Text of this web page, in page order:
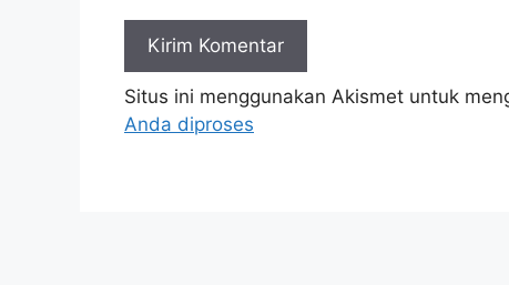
Situs ini menggunakan Akismet untuk
Anda diproses